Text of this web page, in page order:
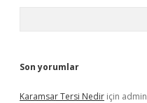
Son yorumlar
Karamsar Tersi Nedir için admin